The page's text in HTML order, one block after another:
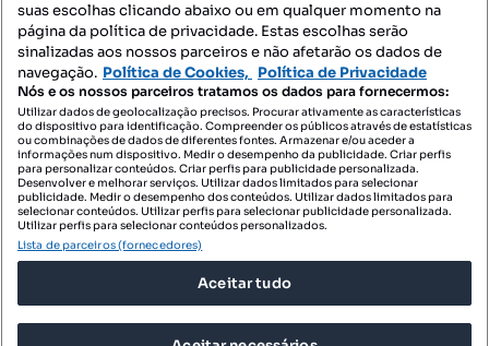
Contacte-nos
SIGA-NOS:
DESCARREGAR NA:
suas escolhas clicando abaixo ou em qualquer momento na
página da política de privacidade. Estas escolhas serão
sinalizadas aos nossos parceiros e não afetarão os dados de
navegação. Política de Cookies, Política de Privacidade
Nós e os nossos parceiros tratamos os dados para fornecermos:
Utilizar dados de geolocalização precisos. Procurar ativamente as características
do dispositivo para identificação. Compreender os públicos através de estatísticas
ou combinações de dados de diferentes fontes. Armazenar e/ou aceder a
informações num dispositivo. Medir o desempenho da publicidade. Criar perfis
para personalizar conteúdos. Criar perfis para publicidade personalizada.
Desenvolver e melhorar serviços. Utilizar dados limitados para selecionar
publicidade. Medir o desempenho dos conteúdos. Utilizar dados limitados para
selecionar conteúdos. Utilizar perfis para selecionar publicidade personalizada.
Utilizar perfis para selecionar conteúdos personalizados.
Lista de parceiros (fornecedores)
Aceitar tudo